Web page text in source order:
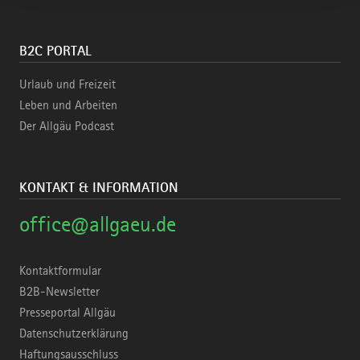
B2C PORTAL
Urlaub und Freizeit
Leben und Arbeiten
Der Allgäu Podcast
KONTAKT & INFORMATION
office@allgaeu.de
Kontaktformular
B2B-Newsletter
Presseportal Allgäu
Datenschutzerklärung
Haftungsausschluss